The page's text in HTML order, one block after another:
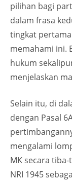
pilihan bagi
dalam frasa
tingkat
memahami ini.
hukum
menjelaskan
Selain itu, di
dengan Pasal
mengalami
MK secara tiba-
NRI 1945